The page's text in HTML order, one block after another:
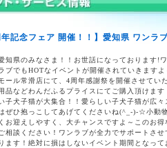
心とする地震について
本地震に伴う臨時休業のお知らせ（合
年記念フェア 開催！！】愛知県 ワン
知県のみなさま！！お世話になっております!
ブでもHOTなイベントが開催されていきます
ール常滑店にて、4周年感謝祭を開催させてい
品などわんだふるプライスにてご購入頂けま
子犬子猫が大集合！！愛らしい子犬子猫が広
ぜひ抱っこしてあげてくださいね(^_-)-☆小動
くお迎えしやすく、大チャンスですよ～このお
ご相談ください！ワンラブが全力でサポートさ
ります！絶対に損はしないイベント期間となっ